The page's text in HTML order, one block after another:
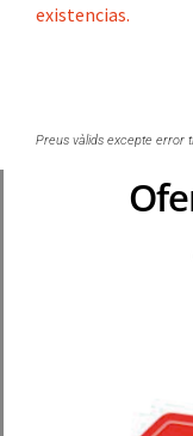
existencias.
Preus vàlids excepte error